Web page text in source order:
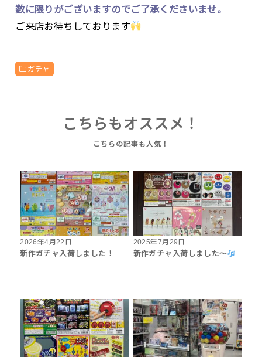
数に限りがございますのでご了承くださいませ。
ご来店お待ちしております
ガチャ
こちらもオススメ！
2026年4月22日
新作ガチャ入荷しました！
2025年7月29日
新作ガチャ入荷しました〜